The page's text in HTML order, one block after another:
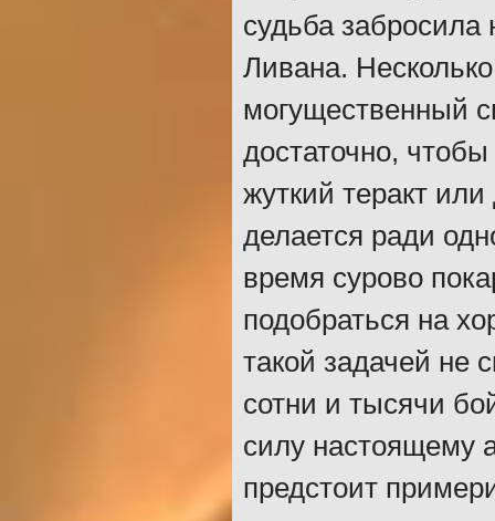
судьба
Ливана.
могущественный
достаточно,
жуткий теракт
делается ради
время сурово
подобраться на
такой задачей не
сотни и тысячи
силу настоящему
предстоит